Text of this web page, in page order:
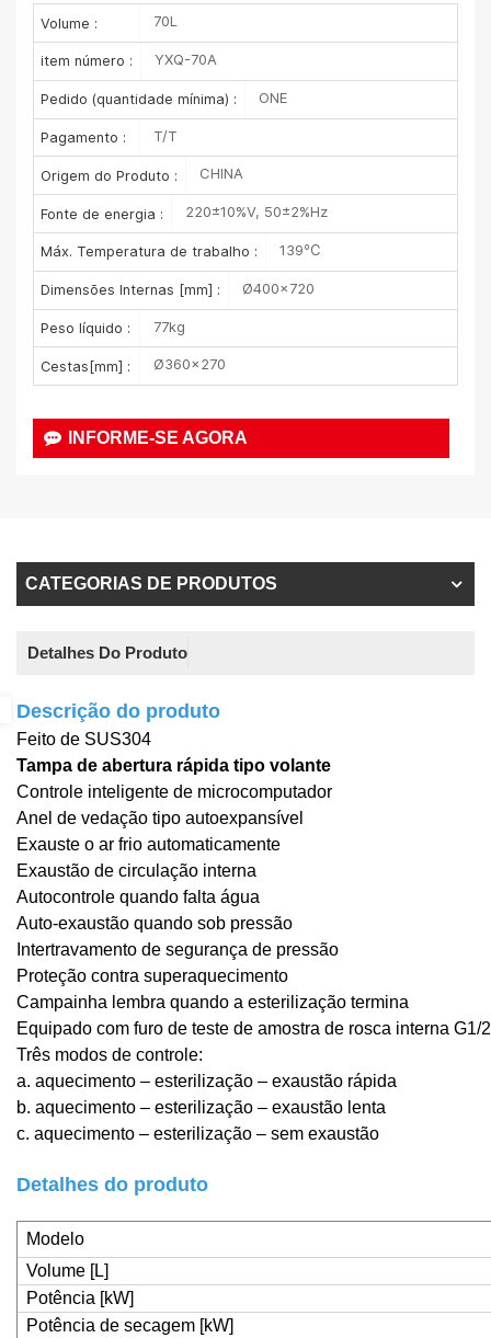
Volume : 70L
item número : YXQ-70A
Pedido (quantidade mínima) : ONE
Pagamento : T/T
Origem do Produto : CHINA
Fonte de energia : 220±10%V, 50±2%Hz
Máx. Temperatura de trabalho : 139℃
Dimensões Internas [mm] : Ø400×720
Peso líquido : 77kg
Cestas[mm] : Ø360×270
INFORME-SE AGORA
CATEGORIAS DE PRODUTOS
Detalhes Do Produto
Descrição do produto
Feito de SUS304
Tampa de abertura rápida tipo volante
Controle inteligente de microcomputador
Anel de vedação tipo autoexpansível
Exauste o ar frio automaticamente
Exaustão de circulação interna
Autocontrole quando falta água
Auto-exaustão quando sob pressão
Intertravamento de segurança de pressão
Proteção contra superaquecimento
Campainha lembra quando a esterilização termina
Equipado com furo de teste de amostra de rosca interna G1/
Três modos de controle:
a. aquecimento – esterilização – exaustão rápida
b. aquecimento – esterilização – exaustão lenta
c. aquecimento – esterilização – sem exaustão
Detalhes do produto
Modelo
Volume [L]
Potência [kW]
Potência de secagem [kW]